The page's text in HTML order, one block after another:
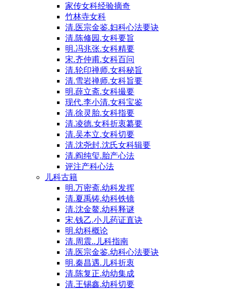
家传女科经验摘奇
竹林寺女科
清.医宗金鉴.妇科心法要诀
清.陈修园.女科要旨
明.冯兆张.女科精要
宋.齐仲甫.女科百问
清.轮印禅师.女科秘旨
清.雪岩禅师.女科旨要
明.薛立斋.女科撮要
现代.李小清.女科宝鉴
清.徐灵胎.女科指要
清.凌德.女科折衷纂要
清.吴本立.女科切要
清.沈尧封.沈氏女科辑要
清.阎纯玺.胎产心法
评注产科心法
儿科古籍
明.万密斋.幼科发挥
清.夏禹铸.幼科铁镜
清.沈金鳌.幼科释谜
宋.钱乙.小儿药证直诀
明.幼科概论
清.周震..儿科指南
清.医宗金鉴.幼科心法要诀
明.秦昌遇.儿科折衷
清.陈复正.幼幼集成
清.王锡鑫.幼科切要